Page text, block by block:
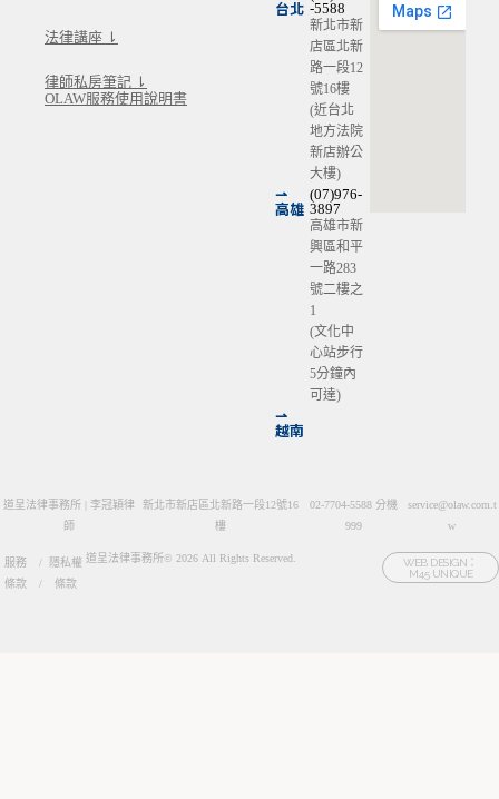
法律講座 ⇂
律師私房筆記 ⇂
OLAW服務使用說明書
台北 -5588
新北市新
店區北新
路一段12
號16樓
(近台北
地方法院
新店辦公
大樓)
⇀
高雄
(07)976-
3897
高雄市新
興區和平
一路283
號二樓之
1
(文化中
心站步行
5分鐘內
可達)
⇀
越南
道呈法律事務所 | 李冠穎律
師
新北市新店區北新路一段12號16
樓
02-7704-5588 分機
999
service@olaw.com.t
w
服務
條款
/
/
隱私權
條款
道呈法律事務所© 2026 All Rights Reserved.
WEB DESIGN：
M45 UNIQUE